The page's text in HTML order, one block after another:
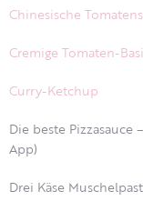
Chinesische
Cremige Tomaten-
Curry-Ketchup
Die beste
App)
Drei Käse